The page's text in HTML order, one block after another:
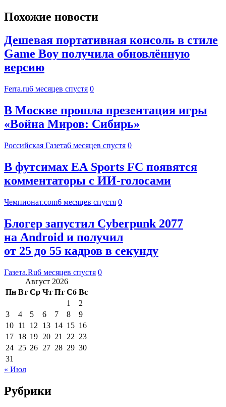
Похожие новости
Дешевая портативная консоль в стиле
Game Boy получила обновлённую
версию
Ferra.ru6 месяцев спустя 0
В Москве прошла презентация игры
«Война Миров: Сибирь»
Российская Газета6 месяцев спустя 0
В футсимах EA Sports FC появятся
комментаторы с ИИ-голосами
Чемпионат.com6 месяцев спустя 0
Блогер запустил Cyberpunk 2077
на Android и получил
от 25 до 55 кадров в секунду
Газета.Ru6 месяцев спустя 0
Август 2026
Пн Вт Ср Чт Пт Сб Вс
1
2
3
4 5 6 7 8
9
10 11 12 13 14 15 16
17 18 19 20 21 22 23
24 25 26 27 28 29 30
31
« Июл
Рубрики